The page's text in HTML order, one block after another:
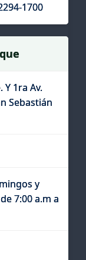
1700
Y 1ra Av.
Sebastián
y
7:00 a.m a